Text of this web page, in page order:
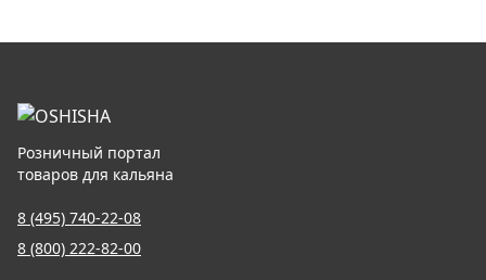
Розничный портал
товаров для кальяна
8 (495) 740-22-08
8 (800) 222-82-00